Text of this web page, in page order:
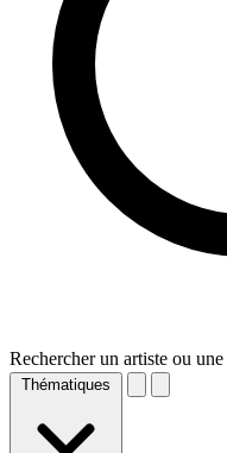
Rechercher un artiste ou une
Thématiques